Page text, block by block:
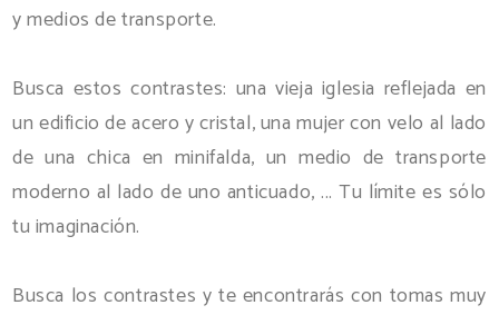
y medios de transporte.
Busca estos contrastes: una vieja iglesia reflejada en
un edificio de acero y cristal, una mujer con velo al lado
de una chica en minifalda, un medio de transporte
moderno al lado de uno anticuado, ... Tu límite es sólo
tu imaginación.
Busca los contrastes y te encontrarás con tomas muy